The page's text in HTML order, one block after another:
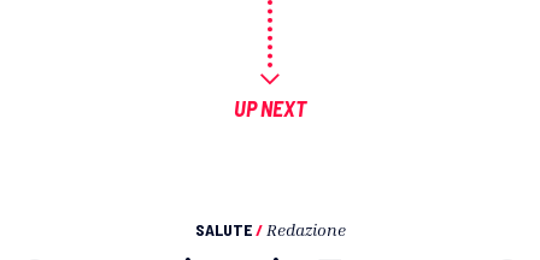
UP NEXT
SALUTE / Redazione